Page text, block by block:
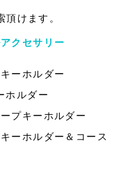
けます。
クセサリー
ーホルダー
ホルダー
プキーホルダー
ーホルダー＆コース